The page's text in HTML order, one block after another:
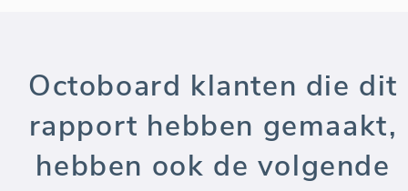
Octoboard klanten die dit
rapport hebben gemaakt,
hebben ook de volgende